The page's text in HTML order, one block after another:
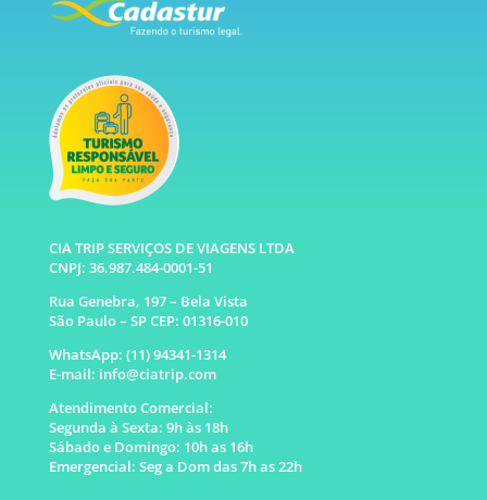
CIA TRIP SERVIÇOS DE VIAGENS LTDA
CNPJ: 36.987.484-0001-51
Rua Genebra, 197 – Bela Vista
São Paulo – SP CEP: 01316-010
WhatsApp: (11) 94341-1314
E-mail: info@ciatrip.com
Atendimento Comercial:
Segunda à Sexta: 9h às 18h
Sábado e Domingo: 10h as 16h
Emergencial: Seg a Dom das 7h as 22h